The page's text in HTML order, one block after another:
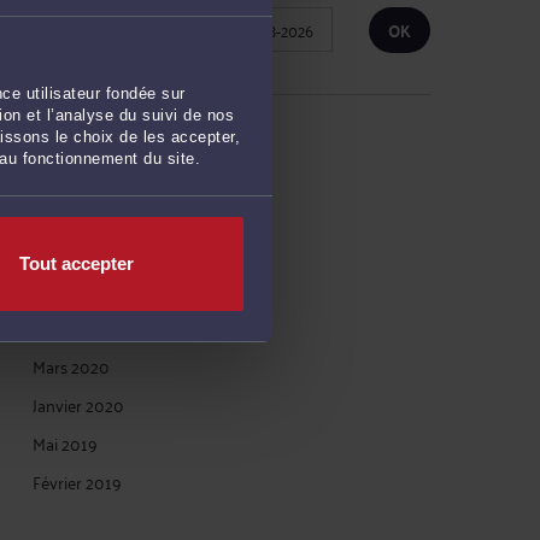
utilisateur fondée sur
et l’analyse du suivi de nos
le choix de les accepter,
fonctionnement du site.
Tout accepter
ARCHIVES
Janvier 2026
Mars 2020
Janvier 2020
Mai 2019
Février 2019